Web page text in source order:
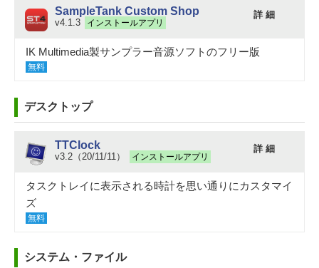
SampleTank Custom Shop
v4.1.3 インストールアプリ
詳 細
IK Multimedia製サンプラー音源ソフトのフリー版
無料
デスクトップ
TTClock
v3.2（20/11/11） インストールアプリ
詳 細
タスクトレイに表示される時計を思い通りにカスタマイ
ズ
無料
システム・ファイル